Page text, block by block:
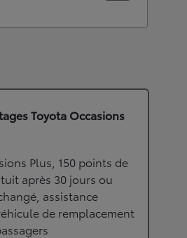
Toyota Occasions
Plus, 150 points de
après 30 jours ou
assistance
de remplacement